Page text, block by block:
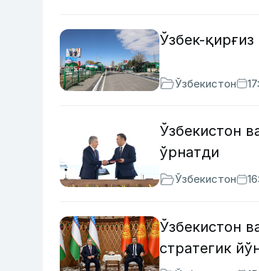
Ўзбек-
Ўзбекистон
Ўзбекистон
ўрнатди
Ўзбекистон
Ўзбекистон
стратегик